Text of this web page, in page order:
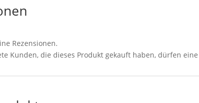
Rezensionen.
Kunden, die dieses Produkt gekauft haben, dürfen